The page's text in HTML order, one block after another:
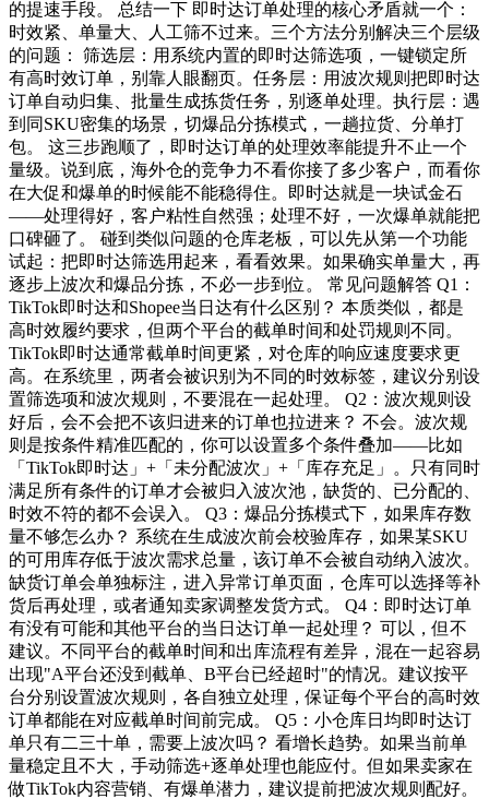
的提速手段。 总结一下 即时达订单处理的核心矛盾就一个：
时效紧、单量大、人工筛不过来。三个方法分别解决三个层级
的问题： 筛选层：用系统内置的即时达筛选项，一键锁定所
有高时效订单，别靠人眼翻页。任务层：用波次规则把即时达
订单自动归集、批量生成拣货任务，别逐单处理。执行层：遇
到同SKU密集的场景，切爆品分拣模式，一趟拉货、分单打
包。 这三步跑顺了，即时达订单的处理效率能提升不止一个
量级。说到底，海外仓的竞争力不看你接了多少客户，而看你
在大促和爆单的时候能不能稳得住。即时达就是一块试金石
——处理得好，客户粘性自然强；处理不好，一次爆单就能把
口碑砸了。 碰到类似问题的仓库老板，可以先从第一个功能
试起：把即时达筛选用起来，看看效果。如果确实单量大，再
逐步上波次和爆品分拣，不必一步到位。 常见问题解答 Q1：
TikTok即时达和Shopee当日达有什么区别？ 本质类似，都是
高时效履约要求，但两个平台的截单时间和处罚规则不同。
TikTok即时达通常截单时间更紧，对仓库的响应速度要求更
高。在系统里，两者会被识别为不同的时效标签，建议分别设
置筛选项和波次规则，不要混在一起处理。 Q2：波次规则设
好后，会不会把不该归进来的订单也拉进来？ 不会。波次规
则是按条件精准匹配的，你可以设置多个条件叠加——比如
「TikTok即时达」+「未分配波次」+「库存充足」。只有同时
满足所有条件的订单才会被归入波次池，缺货的、已分配的、
时效不符的都不会误入。 Q3：爆品分拣模式下，如果库存数
量不够怎么办？ 系统在生成波次前会校验库存，如果某SKU
的可用库存低于波次需求总量，该订单不会被自动纳入波次。
缺货订单会单独标注，进入异常订单页面，仓库可以选择等补
货后再处理，或者通知卖家调整发货方式。 Q4：即时达订单
有没有可能和其他平台的当日达订单一起处理？ 可以，但不
建议。不同平台的截单时间和出库流程有差异，混在一起容易
出现"A平台还没到截单、B平台已经超时"的情况。建议按平
台分别设置波次规则，各自独立处理，保证每个平台的高时效
订单都能在对应截单时间前完成。 Q5：小仓库日均即时达订
单只有二三十单，需要上波次吗？ 看增长趋势。如果当前单
量稳定且不大，手动筛选+逐单处理也能应付。但如果卖家在
做TikTok内容营销、有爆单潜力，建议提前把波次规则配好。